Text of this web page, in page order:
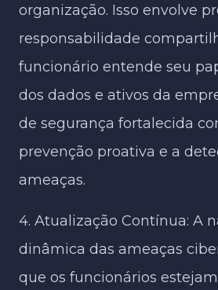
organização. Isso envolve
responsabilidade
funcionário entende seu
dos dados e ativos da
de segurança fortalecida
prevenção proativa e a
ameaças.
4. Atualização Contínua: A
dinâmica das ameaças
que os funcionários estejam